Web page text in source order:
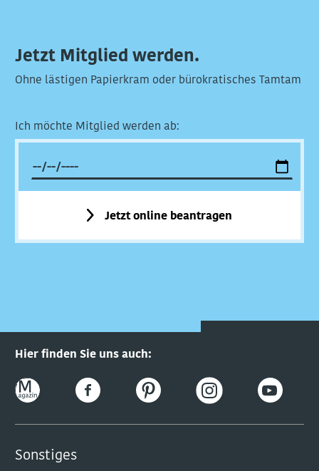
Jetzt Mitglied werden.
Ohne lästigen Papierkram oder bürokratisches Tamtam
Ich möchte Mitglied werden ab:
Jetzt online beantragen
Hier finden Sie uns auch:
Sonstiges